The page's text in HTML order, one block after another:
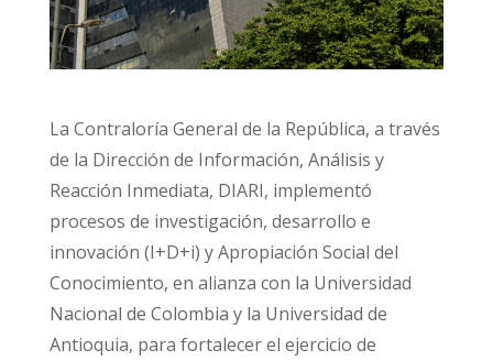
La Contraloría General de la República, a través
de la Dirección de Información, Análisis y
Reacción Inmediata, DIARI, implementó
procesos de investigación, desarrollo e
innovación (I+D+i) y Apropiación Social del
Conocimiento, en alianza con la Universidad
Nacional de Colombia y la Universidad de
Antioquia, para fortalecer el ejercicio de